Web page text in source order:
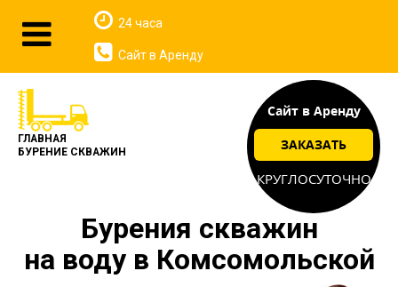
ГЛАВНАЯ
БУРЕНИЕ СКВАЖИН
Бурения скважин
на воду в Комсомольской
Сайт в Аренду
ЗАКАЗАТЬ
КРУГЛОСУТОЧНО
24 часа
Сайт в Аренду